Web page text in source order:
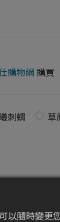
購物網 購買
刺蝟 草
以隨時變更